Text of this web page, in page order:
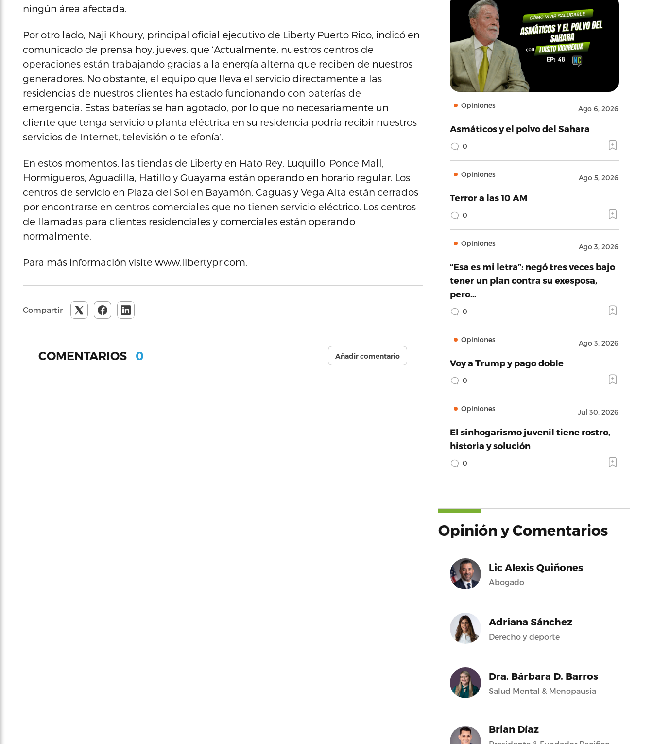
ningún área afectada.
Por otro lado, Naji Khoury, principal oficial ejecutivo de Liberty Puerto Rico, indicó en
comunicado de prensa hoy, jueves, que ‘Actualmente, nuestros centros de
operaciones están trabajando gracias a la energía alterna que reciben de nuestros
generadores. No obstante, el equipo que lleva el servicio directamente a las
residencias de nuestros clientes ha estado funcionando con baterías de
emergencia. Estas baterías se han agotado, por lo que no necesariamente un
cliente que tenga servicio o planta eléctrica en su residencia podría recibir nuestros
servicios de Internet, televisión o telefonía’.
En estos momentos, las tiendas de Liberty en Hato Rey, Luquillo, Ponce Mall,
Hormigueros, Aguadilla, Hatillo y Guayama están operando en horario regular. Los
centros de servicio en Plaza del Sol en Bayamón, Caguas y Vega Alta están cerrados
por encontrarse en centros comerciales que no tienen servicio eléctrico. Los centros
de llamadas para clientes residenciales y comerciales están operando
normalmente.
Para más información visite www.libertypr.com.
Compartir
COMENTARIOS 0 Añadir comentario
Opiniones Ago 6, 2026
Asmáticos y el polvo del Sahara
0
Opiniones Ago 5, 2026
Terror a las 10 AM
0
Opiniones Ago 3, 2026
“Esa es mi letra”: negó tres veces bajo
tener un plan contra su exesposa,
pero…
0
Opiniones Ago 3, 2026
Voy a Trump y pago doble
0
Opiniones Jul 30, 2026
El sinhogarismo juvenil tiene rostro,
historia y solución
0
Opinión y Comentarios
Lic Alexis Quiñones
Abogado
Adriana Sánchez
Derecho y deporte
Dra. Bárbara D. Barros
Salud Mental & Menopausia
Brian Díaz